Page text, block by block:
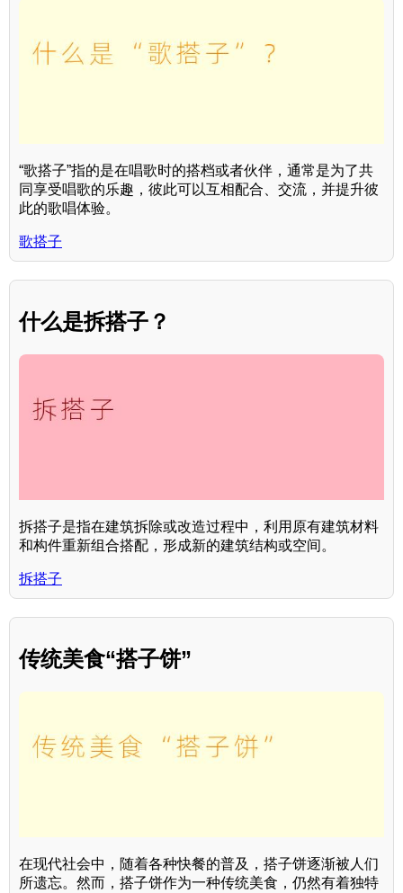
“歌搭子”指的是在唱歌时的搭档或者伙伴，通常是为了共
同享受唱歌的乐趣，彼此可以互相配合、交流，并提升彼
此的歌唱体验。
歌搭子
什么是拆搭子？
拆搭子是指在建筑拆除或改造过程中，利用原有建筑材料
和构件重新组合搭配，形成新的建筑结构或空间。
拆搭子
传统美食“搭子饼”
在现代社会中，随着各种快餐的普及，搭子饼逐渐被人们
所遗忘。然而，搭子饼作为一种传统美食，仍然有着独特